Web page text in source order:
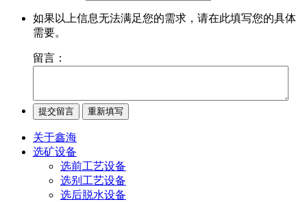
如果以上信息无法满足您的需求，请在此填写您的具体
需要。
留言：
关于鑫海
选矿设备
选前工艺设备
选别工艺设备
选后脱水设备